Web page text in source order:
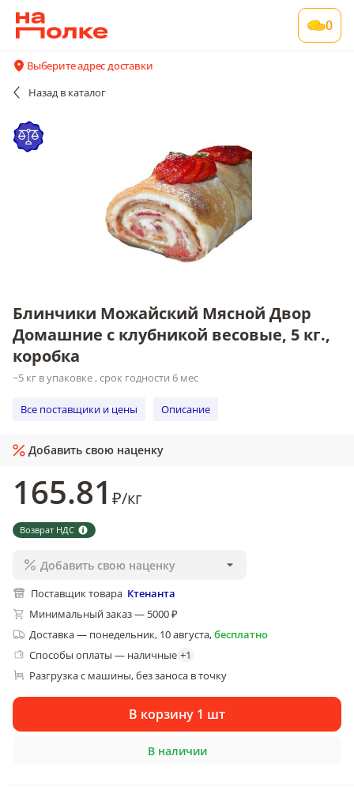
0
Выберите адрес доставки
Назад в каталог
Домашние с клубникой весовые, 5 кг.,
~5 кг в упаковке , срок годности 6 мес
Все поставщики и цены
Блинчики Можайский Мясной Двор
Домашние с клубникой весовые, 5 кг.,
коробка
~5 кг в упаковке , срок годности 6 мес
Все поставщики и цены Описание
Добавить свою наценку
165.81 ₽/кг
Возврат НДС
Добавить свою наценку
Поставщик товара Ктенанта
Минимальный заказ — 5000 ₽
Доставка— понедельник, 10 августа,бесплатно
Способы оплаты — наличные +1
Разгрузка с машины, без заноса в точку
В корзину 1 шт
В наличии